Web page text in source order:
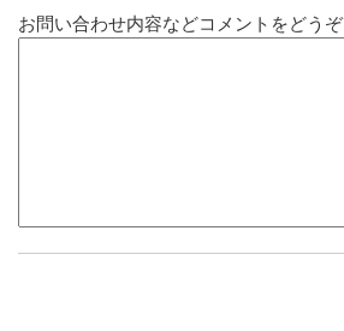
お問い合わせ内容などコメントをどうぞ